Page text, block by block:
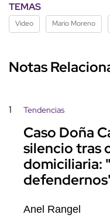
TEMAS
Video Mario Moreno
Notas
1 Tendencias
Caso Doña
silencio tras
domiciliaria:
Anel Rangel